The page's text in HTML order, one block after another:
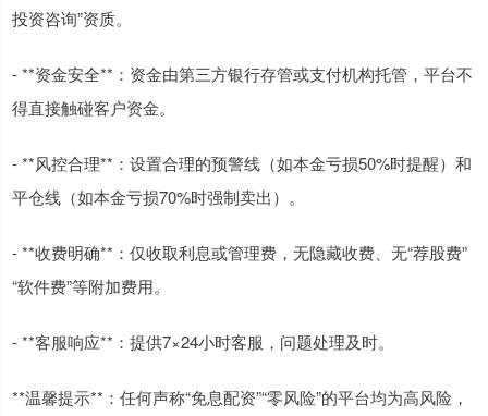
投资咨询”资质。
- **资金安全**：资金由第三方银行存管或支付机构托管，平台不
得直接触碰客户资金。
- **风控合理**：设置合理的预警线（如本金亏损50%时提醒）和
平仓线（如本金亏损70%时强制卖出）。
- **收费明确**：仅收取利息或管理费，无隐藏收费、无“荐股费”
“软件费”等附加费用。
- **客服响应**：提供7×24小时客服，问题处理及时。
**温馨提示**：任何声称“免息配资”“零风险”的平台均为高风险，